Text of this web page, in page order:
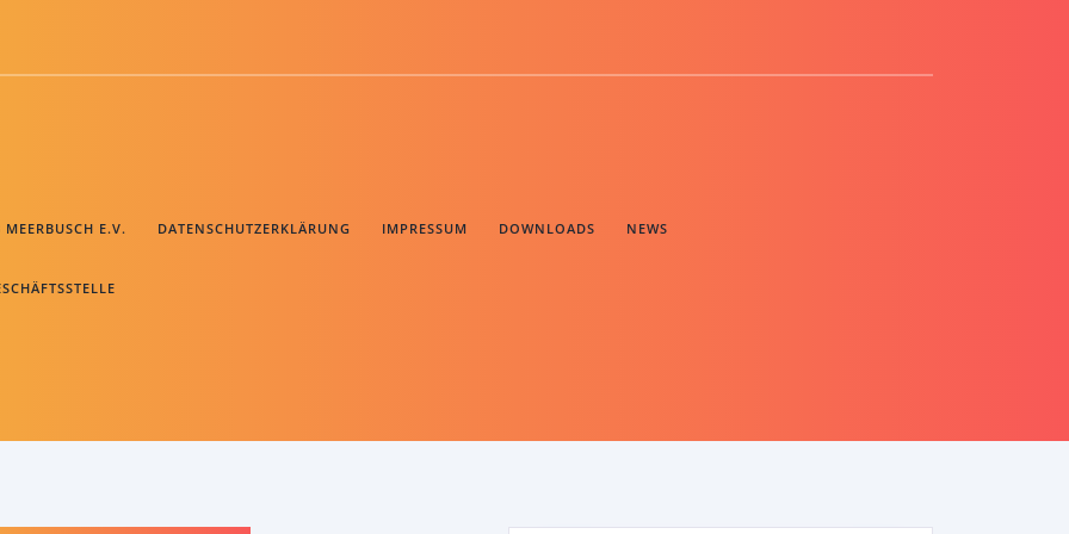
MEERBUSCH E.V. DATENSCHUTZERKLÄRUNG IMPRESSUM DOWNLOADS NEWS